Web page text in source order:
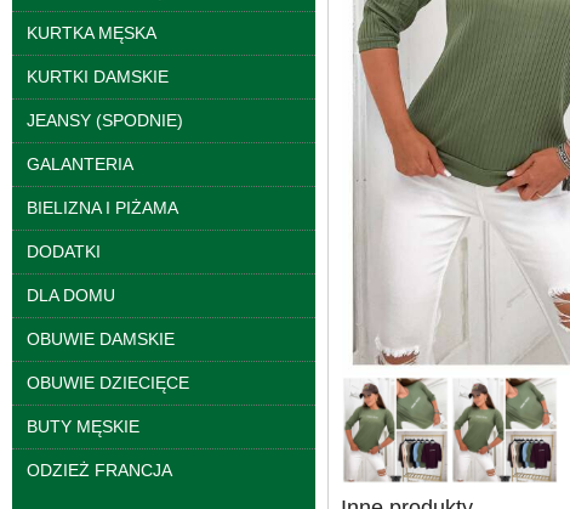
KURTKA MĘSKA
KURTKI DAMSKIE
JEANSY (SPODNIE)
GALANTERIA
BIELIZNA I PIŻAMA
DODATKI
DLA DOMU
OBUWIE DAMSKIE
OBUWIE DZIECIĘCE
BUTY MĘSKIE
ODZIEŻ FRANCJA
Spodnie damskie
jeansy Roz 25-30, 1
Kolor Paczka 10 szt
61.00 zł
szczegóły